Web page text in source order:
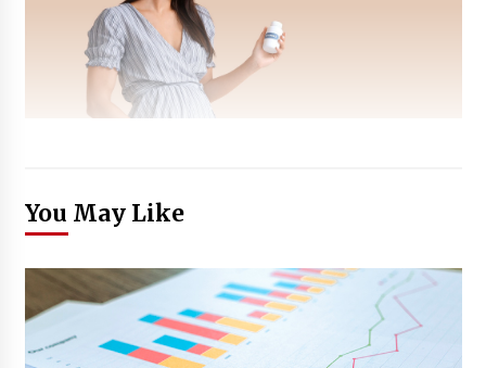
You May Like